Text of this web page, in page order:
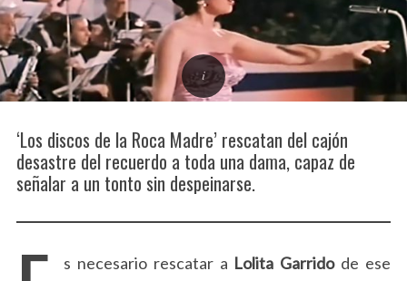
‘Los discos de la Roca Madre’ rescatan del cajón
desastre del recuerdo a toda una dama, capaz de
señalar a un tonto sin despeinarse.
s necesario rescatar a Lolita Garridode ese